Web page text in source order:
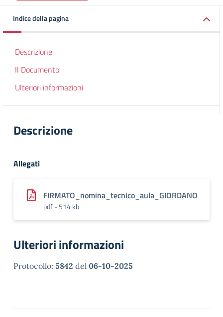
Indice della pagina
Descrizione
Il Documento
Ulteriori informazioni
Descrizione
Allegati
FIRMATO_nomina_tecnico_aula_GIORDANO
pdf - 514 kb
Ulteriori informazioni
Protocollo: 5842 del 06-10-2025